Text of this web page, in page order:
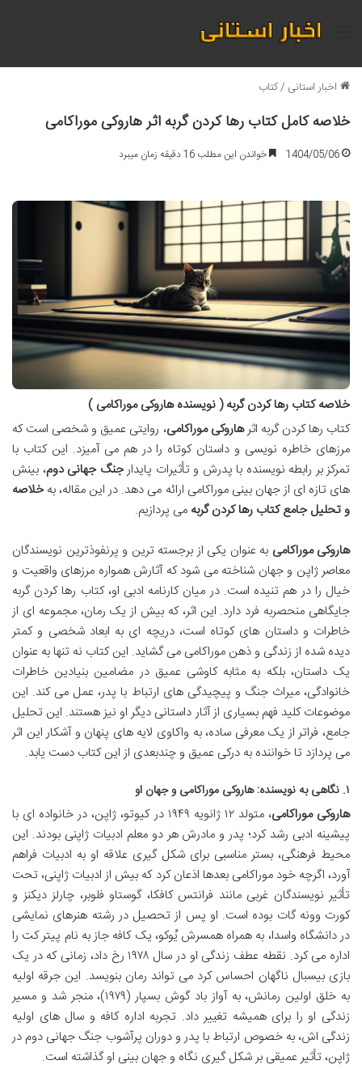
منو
اخبار استانی /کتاب
خلاصه کامل کتاب رها کردن گربه اثر هاروکی موراکامی
1404/05/06 خواندن این مطلب 16 دقیقه زمان میبرد
خلاصه کتاب رها کردن گربه ( نویسنده هاروکی موراکامی )
کتاب رها کردن گربه اثرهاروکی موراکامی، روایتی عمیق و شخصی است که
مرزهای خاطره نویسی و داستان کوتاه را در هم می آمیزد. این کتاب با
تمرکز بر رابطه نویسنده با پدرش و تأثیرات پایدارجنگ جهانی دوم، بینش
های تازه ای از جهان بینی موراکامی ارائه می دهد. در این مقاله، بهخلاصه
و تحلیل جامع کتاب رها کردن گربه می پردازیم.
هاروکی موراکامی به عنوان یکی از برجسته ترین و پرنفوذترین نویسندگان
معاصر ژاپن و جهان شناخته می شود که آثارش همواره مرزهای واقعیت و
خیال را در هم تنیده است. در میان کارنامه ادبی او، کتاب رها کردن گربه
جایگاهی منحصربه فرد دارد. این اثر، که بیش از یک رمان، مجموعه ای از
خاطرات و داستان های کوتاه است، دریچه ای به ابعاد شخصی و کمتر
دیده شده از زندگی و ذهن موراکامی می گشاید. این کتاب نه تنها به عنوان
یک داستان، بلکه به مثابه کاوشی عمیق در مضامین بنیادین خاطرات
خانوادگی، میراث جنگ و پیچیدگی های ارتباط با پدر، عمل می کند. این
موضوعات کلید فهم بسیاری از آثار داستانی دیگر او نیز هستند. این تحلیل
جامع، فراتر از یک معرفی ساده، به واکاوی لایه های پنهان و آشکار این اثر
می پردازد تا خواننده به درکی عمیق و چندبعدی از این کتاب دست یابد.
۱. نگاهی به نویسنده: هاروکی موراکامی و جهان او
هاروکی موراکامی
، متولد ۱۲ ژانویه ۱۹۴۹ در کیوتو، ژاپن، در خانواده ای با
پیشینه ادبی رشد کرد؛ پدر و مادرش هر دو معلم ادبیات ژاپنی بودند. این
محیط فرهنگی، بستر مناسبی برای شکل گیری علاقه او به ادبیات فراهم
آورد، اگرچه خود موراکامی بعدها اذعان کرد که بیش از ادبیات ژاپنی، تحت
تأثیر نویسندگان غربی مانند فرانتس کافکا، گوستاو فلوبر، چارلز دیکنز و
کورت وونه گات بوده است. او پس از تحصیل در رشته هنرهای نمایشی
در دانشگاه واسدا، به همراه همسرش یُوکو، یک کافه جاز به نام پیتر کت را
اداره می کرد. نقطه عطف زندگی او در سال ۱۹۷۸ رخ داد، زمانی که در یک
بازی بیسبال ناگهان احساس کرد می تواند رمان بنویسد. این جرقه اولیه
به خلق اولین رمانش، به آواز باد گوش بسپار (۱۹۷۹)، منجر شد و مسیر
زندگی او را برای همیشه تغییر داد. تجربه اداره کافه و سال های اولیه
زندگی اش، به خصوص ارتباط با پدر و دوران پرآشوب جنگ جهانی دوم در
ژاپن، تأثیر عمیقی بر شکل گیری نگاه و جهان بینی او گذاشته است.